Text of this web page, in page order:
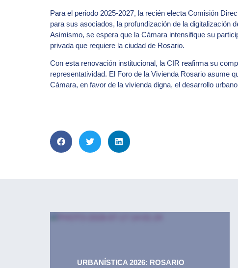
Para el periodo 2025-2027, la recién electa Comisión
para sus asociados, la profundización de la digitalización
Asimismo, se espera que la Cámara intensifique su
privada que requiere la ciudad de Rosario.
Con esta renovación institucional, la CIR reafirma su
representatividad. El Foro de la Vivienda Rosario asume
Cámara, en favor de la vivienda digna, el desarrollo
URBANÍSTICA 2026: ROSARIO